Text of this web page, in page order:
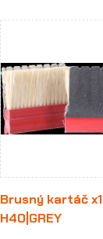
Brusný kartáč x1
H40|GREY